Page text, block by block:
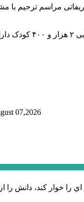
مراسم ترحیم با
07,2026
اي را خوار كند، دانش را